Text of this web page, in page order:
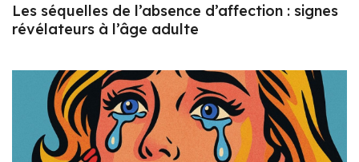
Les séquelles de l’absence d’affection : signes
révélateurs à l’âge adulte